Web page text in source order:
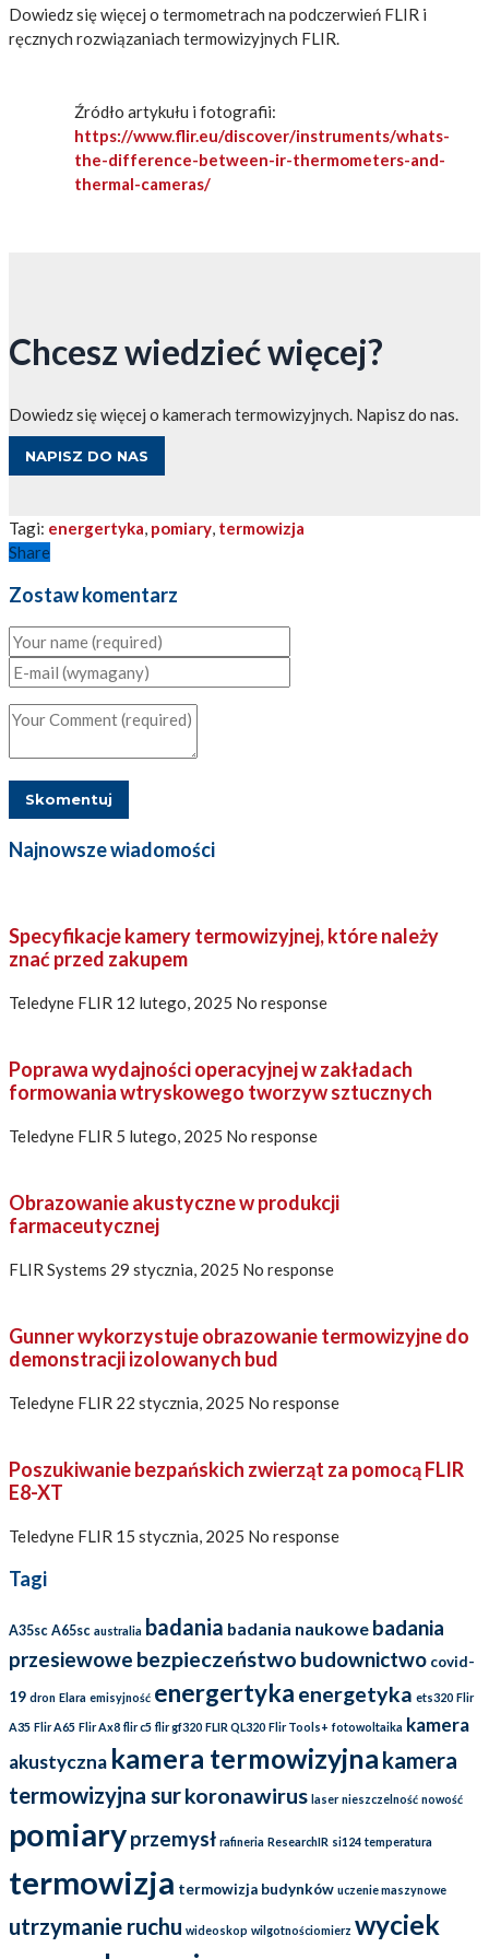
Dowiedz się więcej o termometrach na podczerwień FLIR i
ręcznych rozwiązaniach termowizyjnych FLIR.
Źródło artykułu i fotografii:
https://www.flir.eu/discover/instruments/whats-
the-difference-between-ir-thermometers-and-
thermal-cameras/
Chcesz wiedzieć więcej?
Dowiedz się więcej o kamerach termowizyjnych. Napisz do nas.
NAPISZ DO NAS
Tagi: energertyka pomiary termowizja
Share
Zostaw komentarz
Najnowsze wiadomości
Specyfikacje kamery termowizyjnej, które należy
znać przed zakupem
Teledyne FLIR 12 lutego, 2025 No response
Poprawa wydajności operacyjnej w zakładach
formowania wtryskowego tworzyw sztucznych
Teledyne FLIR 5 lutego, 2025 No response
Obrazowanie akustyczne w produkcji
farmaceutycznej
FLIR Systems 29 stycznia, 2025 No response
Gunner wykorzystuje obrazowanie termowizyjne do
demonstracji izolowanych bud
Teledyne FLIR 22 stycznia, 2025 No response
Poszukiwanie bezpańskich zwierząt za pomocą FLIR
E8-XT
Teledyne FLIR 15 stycznia, 2025 No response
Tagi
A35sc A65sc australia badania badania naukowe badania
przesiewowe bezpieczeństwo budownictwo covid-
19 dron Elara emisyjność energertyka energetyka ets320 Flir
A35 Flir A65 Flir Ax8 flir c5 flir gf320 FLIR QL320 Flir Tools+ fotowoltaika kamera
akustyczna kamera termowizyjna kamera
termowizyjna surkoronawirus laser nieszczelność nowość
pomiaryprzemysł rafineria ResearchIR si124 temperatura
termowizja termowizja budynków uczenie maszynowe
utrzymanie ruchu wideoskop wilgotnościomierz wyciek